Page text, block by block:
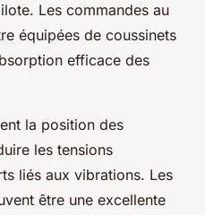
Les commandes au
équipées de coussinets
efficace des
la position des
les tensions
liés aux vibrations. Les
être une excellente